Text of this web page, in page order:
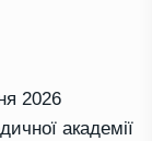
2026
академії